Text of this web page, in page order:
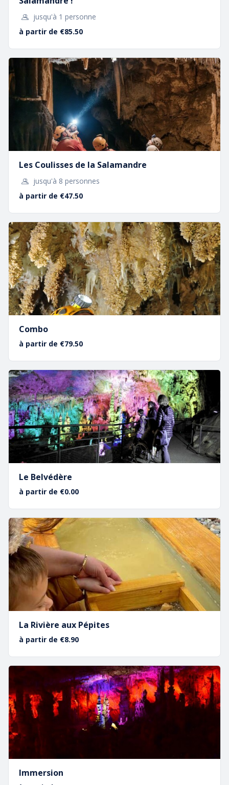
La Visite Guidée
Unepassionnantepromenade guidée au beau
milieu des Géants de Cristal
De11,50 €à15,50 €
En savoir plus…
Le Grand Rappel
famille ou entre amis
En savoir plus…
jusqu'à 1 personne
à partir de €85.50
Les Coulisses de la Salamandre
jusqu'à 8 personnes
à partir de €47.50
Combo
à partir de €79.50
Le Belvédère
à partir de €0.00
La Rivière aux Pépites
à partir de €8.90
Immersion